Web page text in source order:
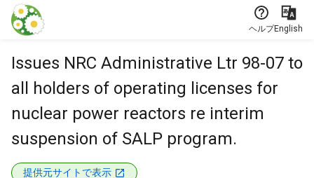
本文に飛ぶ
ヘルプEnglish
Issues NRC Administrative Ltr 98-07 to
all holders of operating licenses for
nuclear power reactors re interim
suspension of SALP program.
提供元サイトで表示